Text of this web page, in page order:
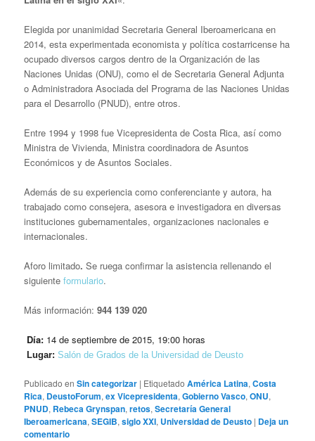
Elegida por unanimidad Secretaria General Iberoamericana en
2014, esta experimentada economista y política costarricense ha
ocupado diversos cargos dentro de la Organización de las
Naciones Unidas (ONU), como el de Secretaria General Adjunta
o Administradora Asociada del Programa de las Naciones Unidas
para el Desarrollo (PNUD), entre otros.
Entre 1994 y 1998 fue Vicepresidenta de Costa Rica, así como
Ministra de Vivienda, Ministra coordinadora de Asuntos
Económicos y de Asuntos Sociales.
Además de su experiencia como conferenciante y autora, ha
trabajado como consejera, asesora e investigadora en diversas
instituciones gubernamentales, organizaciones nacionales e
internacionales.
Aforo limitado. Se ruega confirmar la asistencia rellenando el
siguienteformulario.
Más información:944 139 020
Día: 14 de septiembre de 2015, 19:00 horas
Lugar:Salón de Grados de la Universidad de Deusto
Publicado en Sin categorizar | Etiquetado América Latina,Costa
Rica, DeustoForum,ex Vicepresidenta,Gobierno Vasco,ONU,
PNUD, Rebeca Grynspan,retos,Secretaría General
Iberoamericana,SEGIB,siglo XXI, Universidad de Deusto | Deja un
comentario